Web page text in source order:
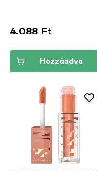
4.088 Ft
Hozzáadva